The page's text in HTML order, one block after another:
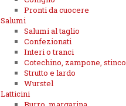
Pronti da cuocere
Salumi
Salumi al taglio
Confezionati
Interi o tranci
Cotechino, zampone, stinco
Strutto e lardo
Wurstel
Latticini